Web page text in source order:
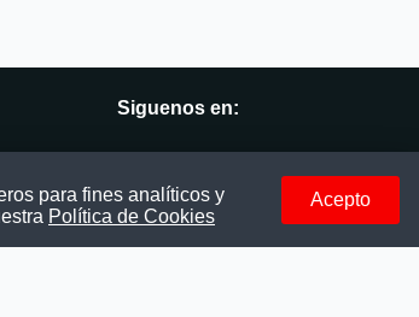
Siguenos en:
Instagram
para fines analíticos y
Política de Cookies
Acepto